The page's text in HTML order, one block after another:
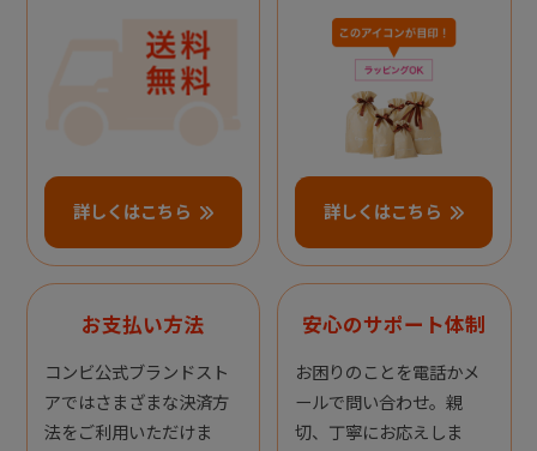
詳しくはこちら 詳しくはこちら
お支払い方法
コンビ公式ブランドスト
アではさまざまな決済方
法をご利用いただけま
安心のサポート体制
お困りのことを電話かメ
ールで問い合わせ。親
切、丁寧にお応えしま